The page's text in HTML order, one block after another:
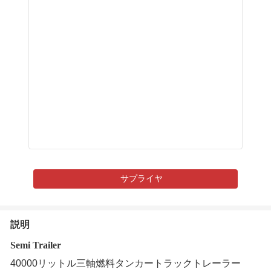
サプライヤ
説明
Semi Trailer
40000リットル三軸燃料タンカートラックトレーラー